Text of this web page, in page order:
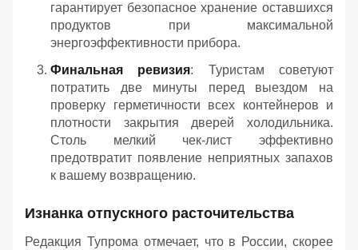
гарантирует безопасное хранение оставшихся
продуктов при максимальной
энергоэффективности прибора.
Финальная ревизия: Туристам советуют
потратить две минуты перед выездом на
проверку герметичности всех контейнеров и
плотности закрытия дверей холодильника.
Столь мелкий чек-лист эффективно
предотвратит появление неприятных запахов
к вашему возвращению.
Изнанка отпускного расточительства
Редакция Тупрома отмечает, что в России, скорее